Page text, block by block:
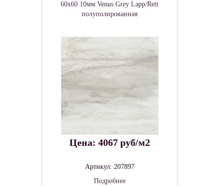
60x60 10мм Venus Grey Lapp/Rett
полуполированная
Цена: 4067 руб/м2
Артикул: 207897
Подробнее